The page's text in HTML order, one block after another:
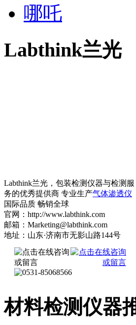
哪吒
Labthink兰光
Labthink兰光，包装检测仪器与检测服
务的优秀提供商 专业生产气体渗透仪
国际品质 畅销全球
官网：http://www.labthink.com
邮箱：Marketing@labthink.com
地址：山东·济南市无影山路144号
材料检测仪器